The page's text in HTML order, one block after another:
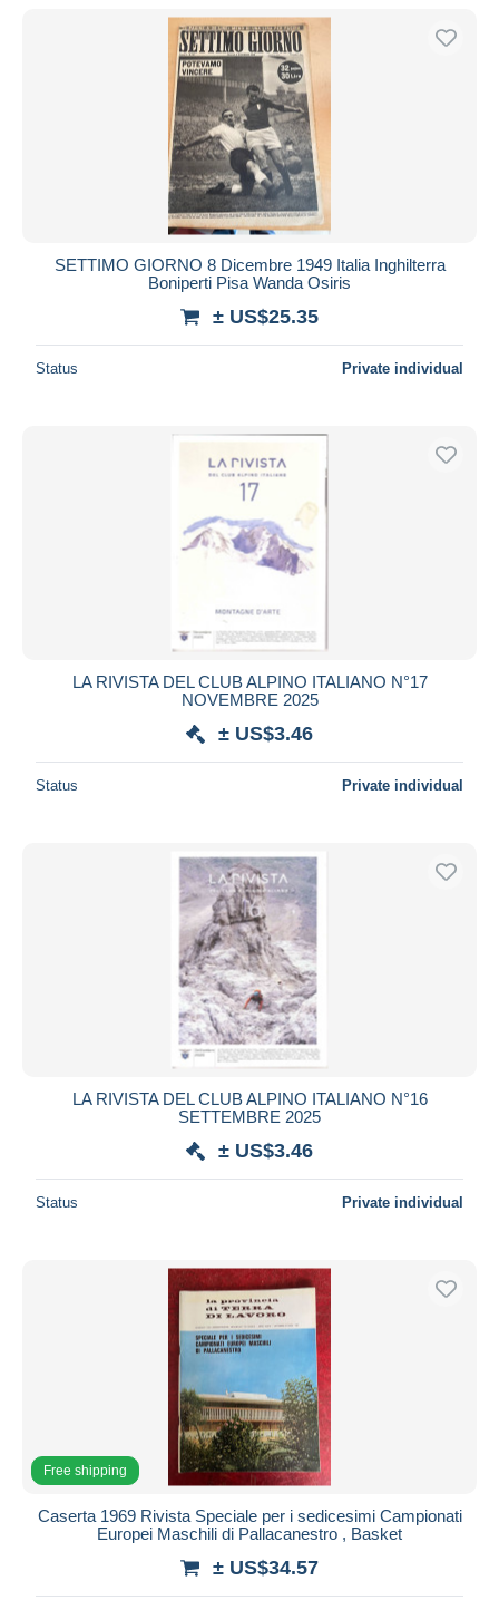
SETTIMO GIORNO 8 Dicembre 1949 Italia Inghilterra
Boniperti Pisa Wanda Osiris
± US$25.35
Status Private individual
LA RIVISTA DEL CLUB ALPINO ITALIANO N°17
NOVEMBRE 2025
± US$3.46
Status Private individual
LA RIVISTA DEL CLUB ALPINO ITALIANO N°16
SETTEMBRE 2025
± US$3.46
Status Private individual
Free shipping
Caserta 1969 Rivista Speciale per i sedicesimi Campionati
Europei Maschili di Pallacanestro , Basket
± US$34.57